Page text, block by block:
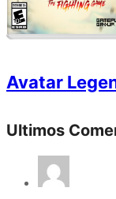
Avatar
Ultimos